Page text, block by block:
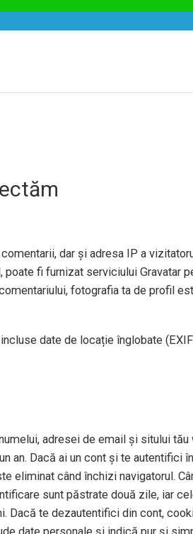
dar și adresa IP a
fi furnizat serviciului
fotografia ta de profil
date de locație înglobate
adresei de email și sitului
Dacă ai un cont și te autentifici
eliminat când închizi navigatorul.
sunt păstrate două zile, iar
Dacă te dezautentifici din cont,